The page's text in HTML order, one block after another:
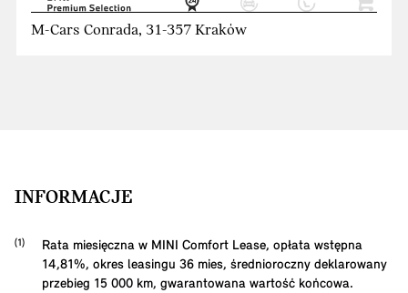
M-Cars Conrada, 31-357 Kraków
INFORMACJE
Rata miesięczna w MINI Comfort Lease, opłata wstępna
14,81%, okres leasingu 36 mies, średnioroczny deklarowany
przebieg 15 000 km, gwarantowana wartość końcowa.